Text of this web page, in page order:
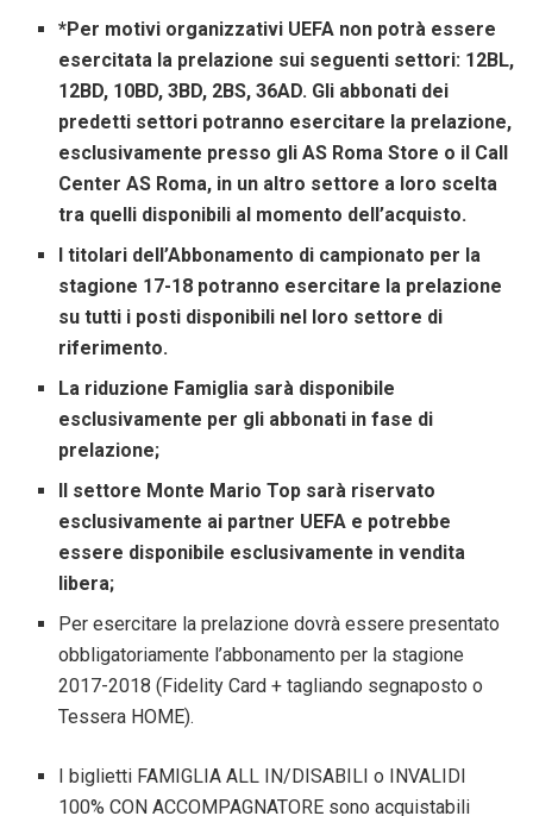
*Per motivi organizzativi UEFA non potrà essere
esercitata la prelazione sui seguenti settori: 12BL,
12BD, 10BD, 3BD, 2BS, 36AD. Gli abbonati dei
predetti settori potranno esercitare la prelazione,
esclusivamente presso gli AS Roma Store o il Call
Center AS Roma, in un altro settore a loro scelta
tra quelli disponibili al momento dell’acquisto.
I titolari dell’Abbonamento di campionato per la
stagione 17-18 potranno esercitare la prelazione
su tutti i posti disponibili nel loro settore di
riferimento.
La riduzione Famiglia sarà disponibile
esclusivamente per gli abbonati in fase di
prelazione;
Il settore Monte Mario Top sarà riservato
esclusivamente ai partner UEFA e potrebbe
essere disponibile esclusivamente in vendita
libera;
Per esercitare la prelazione dovrà essere presentato
obbligatoriamente l’abbonamento per la stagione
2017-2018 (Fidelity Card + tagliando segnaposto o
Tessera HOME).
I biglietti FAMIGLIA ALL IN/DISABILI o INVALIDI
100% CON ACCOMPAGNATORE sono acquistabili